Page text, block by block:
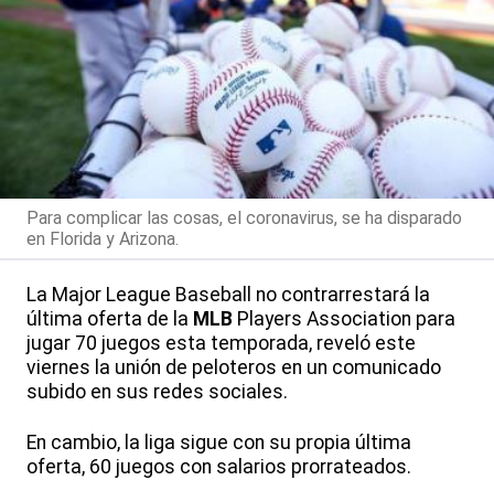
Para complicar las cosas, el coronavirus, se ha disparado
en Florida y Arizona.
La Major League Baseball no contrarrestará la
última oferta de la MLB Players Association para
jugar 70 juegos esta temporada, reveló este
viernes la unión de peloteros en un comunicado
subido en sus redes sociales.
En cambio, la liga sigue con su propia última
oferta, 60 juegos con salarios prorrateados.